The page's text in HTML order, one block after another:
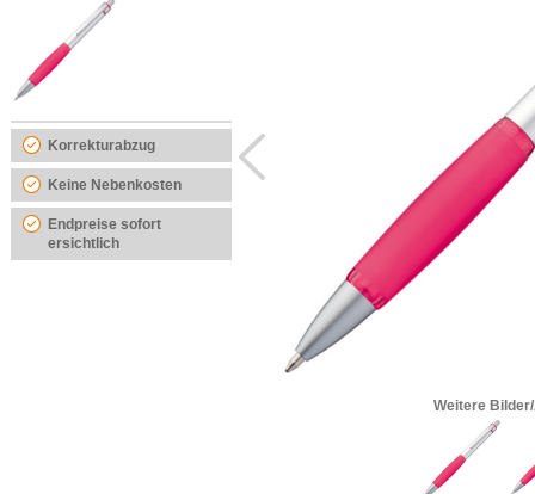
Korrekturabzug
Keine Nebenkosten
Endpreise sofort
ersichtlich
Weitere